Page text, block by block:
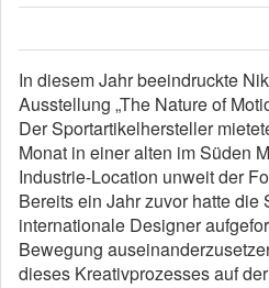
In diesem Jahr beeindruckte
Ausstellung „The Nature of
Der Sportartikelhersteller
Monat in einer alten im Süden
Industrie-Location unweit der
Bereits ein Jahr zuvor hatte die
internationale Designer
Bewegung
dieses Kreativprozesses auf